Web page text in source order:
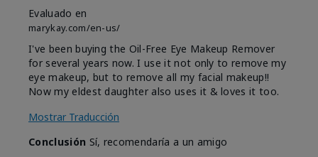
Evaluado en
marykay.com/en-us/
I've been buying the Oil-Free Eye Makeup Remover
for several years now. I use it not only to remove my
eye makeup, but to remove all my facial makeup!!
Now my eldest daughter also uses it & loves it too.
Mostrar Traducción
Conclusión Sí, recomendaría a un amigo